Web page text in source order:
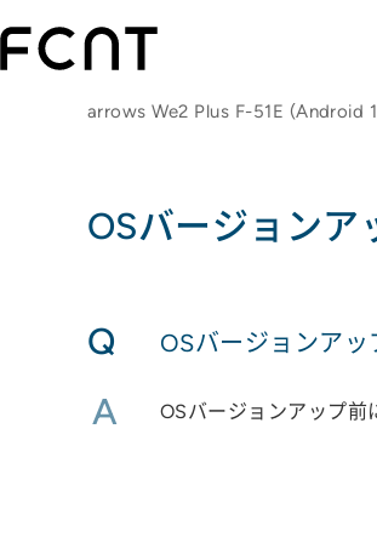
arrows We2 Plus F-51E (Android
OSバージョンア
Q OSバージョンア
A OSバージョンアップ前